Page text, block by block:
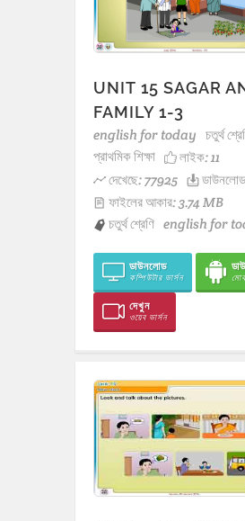
UNIT 15 SAGAR
FAMILY 1-3
english for today চতুর্থ
প্রাথমিক শিক্ষা
লাইক:11
দেখেছে: 77925
ফাইলের আকার: 3.74 MB
চতুর্থ শ্রেণি english for
ডাউনলোড
কম্পিউটার ভার্সন
দেখুন
ওয়েব ভার্সন